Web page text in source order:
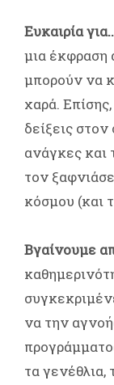
Ευκαιρία
μια έκφραση
μπορούν να
χαρά.
δείξεις
ανάγκες και
τον
κόσμου (και
Βγαίνουμε
να την
τα γενέθλια,